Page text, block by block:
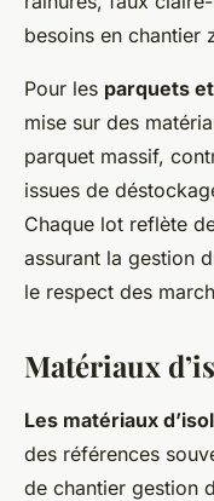
besoins en chantier
Pour les parquets
mise sur des
parquet massif,
issues de
Chaque lot reflète
assurant la gestion
le respect des
Matériaux
Les matériaux
des références
de chantier gestion